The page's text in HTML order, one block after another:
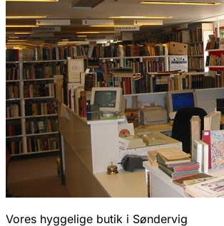
Vores hyggelige butik i Søndervig